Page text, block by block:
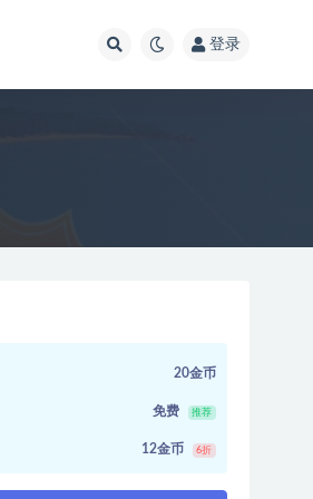
登录
20金币
免费 推荐
12金币 6折